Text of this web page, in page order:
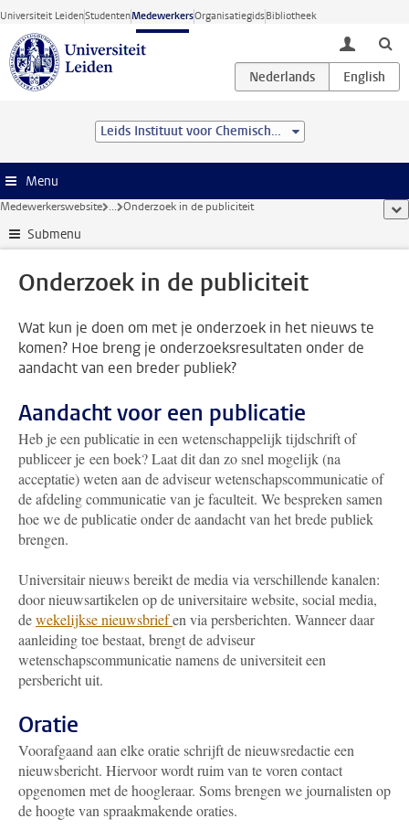
Ga direct naar de inhoud
Universiteit LeidenStudentenMedewerkersOrganisatiegidsBibliotheek
toggle
Leids Instituut voor Chemisch Onderzoek (LIC)
Menu
Medewerkerswebsite ... Onderzoek in de publiciteit
Submenu
Onderzoek in de publiciteit
Wat kun je doen om met je onderzoek in het nieuws te
komen? Hoe breng je onderzoeksresultaten onder de
aandacht van een breder publiek?
Aandacht voor een publicatie
Heb je een publicatie in een wetenschappelijk tijdschrift of
publiceer je een boek? Laat dit dan zo snel mogelijk (na
acceptatie) weten aan de adviseur wetenschapscommunicatie of
de afdeling communicatie van je faculteit. We bespreken samen
hoe we de publicatie onder de aandacht van het brede publiek
brengen.
Universitair nieuws bereikt de media via verschillende kanalen:
door nieuwsartikelen op de universitaire website, social media,
dewekelijkse nieuwsbriefen via persberichten. Wanneer daar
aanleiding toe bestaat, brengt de adviseur
wetenschapscommunicatie namens de universiteit een
persbericht uit.
Oratie
Voorafgaand aan elke oratie schrijft de nieuwsredactie een
nieuwsbericht. Hiervoor wordt ruim van te voren contact
opgenomen met de hoogleraar. Soms brengen we journalisten op
de hoogte van spraakmakende oraties.